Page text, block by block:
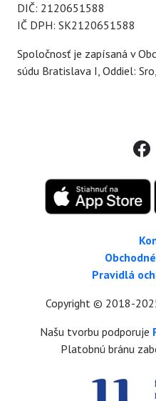
DIČ: 2120651588
IČ DPH: SK2120651588
Spoločnosť je zapísaná v
súdu Bratislava I, Oddiel:
Pravidlá
Copyright © 2018-
Našu tvorbu podporuje
Platobnú bránu